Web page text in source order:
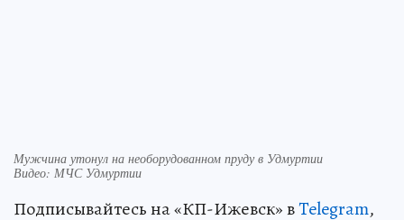
Мужчина утонул на необорудованном пруду в Удмуртии
Видео: МЧС Удмуртии
Подписывайтесь на «КП-Ижевск» вTelegram,